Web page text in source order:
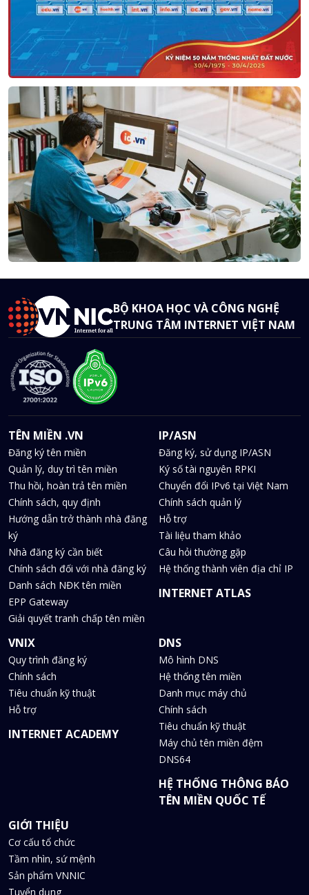
BỘ KHOA HỌC VÀ CÔNG NGHỆ
TRUNG TÂM INTERNET VIỆT NAM
TÊN MIỀN .VN
Đăng ký tên miền
Quản lý, duy trì tên miền
Thu hồi, hoàn trả tên miền
Chính sách, quy định
Hướng dẫn trở thành nhà đăng
ký
Nhà đăng ký cần biết
Chính sách đối với nhà đăng ký
Danh sách NĐK tên miền
EPP Gateway
Giải quyết tranh chấp tên miền
IP/ASN
Đăng ký, sử dụng IP/ASN
Ký số tài nguyên RPKI
Chuyển đổi IPv6 tại Việt Nam
Chính sách quản lý
Hỗ trợ
Tài liệu tham khảo
Câu hỏi thường gặp
Hệ thống thành viên địa chỉ IP
INTERNET ATLAS
VNIX
Quy trình đăng ký
Chính sách
Tiêu chuẩn kỹ thuật
Hỗ trợ
INTERNET ACADEMY
DNS
Mô hình DNS
Hệ thống tên miền
Danh mục máy chủ
Chính sách
Tiêu chuẩn kỹ thuật
Máy chủ tên miền đệm
DNS64
HỆ THỐNG THÔNG BÁO
TÊN MIỀN QUỐC TẾ
GIỚI THIỆU
Cơ cấu tổ chức
Tầm nhìn, sứ mệnh
Sản phẩm VNNIC
Tuyển dụng